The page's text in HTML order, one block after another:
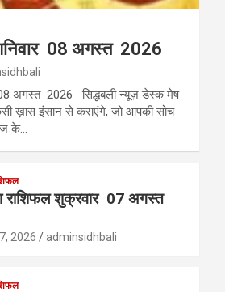
08 अगस्त 2026
अगस्त 2026 सिद्धबली न्यूज़ डेस्क मेष
ख़ास इंसान से कराएंगे, जो आपकी सोच
के…
शुक्रवार 07 अगस्त
2026 adminsidhbali